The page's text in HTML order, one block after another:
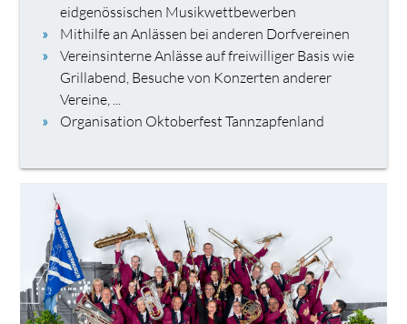
eidgenössischen Musikwettbewerben
Mithilfe an Anlässen bei anderen Dorfvereinen
Vereinsinterne Anlässe auf freiwilliger Basis wie
Grillabend, Besuche von Konzerten anderer
Vereine, ...
Organisation Oktoberfest Tannzapfenland